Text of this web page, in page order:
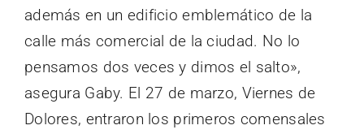
además en un edificio emblemático de la
calle más comercial de la ciudad. No lo
pensamos dos veces y dimos el salto»,
asegura Gaby. El 27 de marzo, Viernes de
Dolores, entraron los primeros comensales